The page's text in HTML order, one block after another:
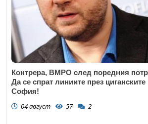
Контрера, ВМРО след поредния
Да се спрат линиите през
София!
04 август 57 2